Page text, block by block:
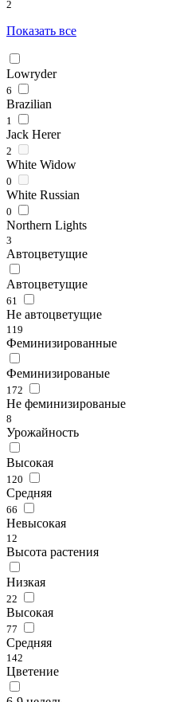
2
Показать все
Lowryder
6
Brazilian
1
Jack Herer
2
White Widow
0
White Russian
0
Northern Lights
3
Автоцветущие
Автоцветущие
61
Не автоцветущие
119
Феминизированные
Феминизированые
172
Не феминизированые
8
Урожайность
Высокая
120
Средняя
66
Невысокая
12
Высота растения
Низкая
22
Высокая
77
Средняя
142
Цветение